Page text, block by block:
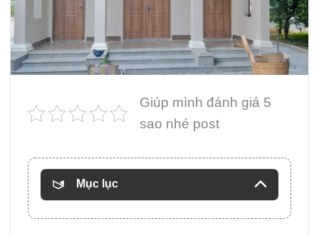
Giúp mình đánh giá 5
sao nhé post
Mục lục